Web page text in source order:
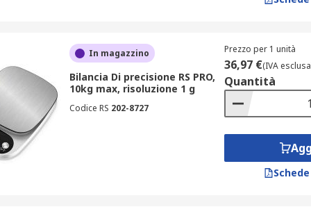
di precisione a pesature di oggetti più
taratura
precisi e costanti nel tempo. Con l’uso frequente,
il dispositivo. RS offre opzioni tarate già in fase di
di qualità. Non dimenticare di esplorare anche gli
In magazzino
Bilancia Di precisione RS PRO,
10kg max, risoluzione 1 g
Codice RS 202-8727
Prezzo per 1 unità
36,97 €(IVA
Quantità